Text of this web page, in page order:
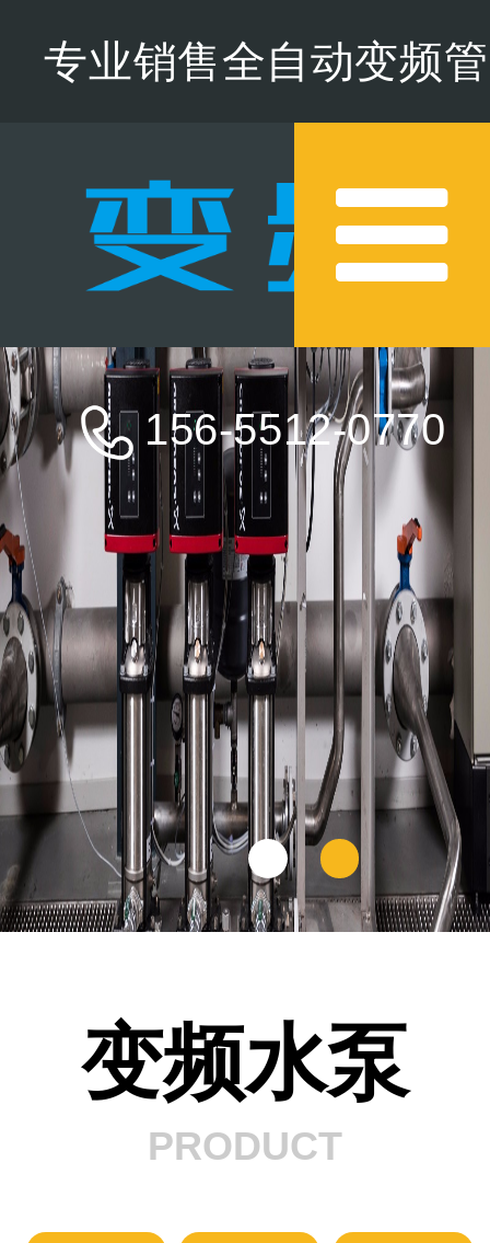
专业销售全自动变频管
道增压水泵,欢迎来电咨
156-5512-0770
变频水泵
PRODUCT